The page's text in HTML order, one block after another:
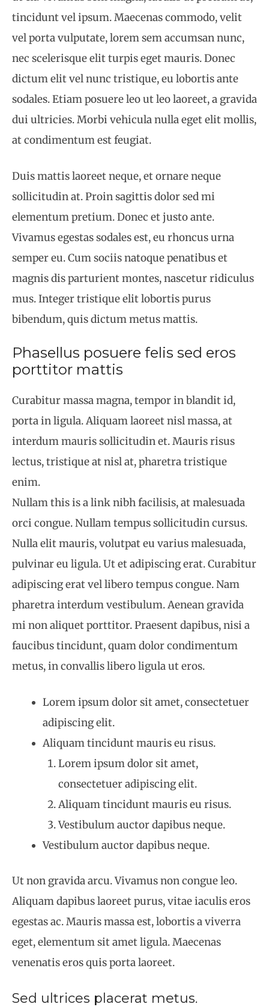
tincidunt vel ipsum. Maecenas commodo, velit
vel porta vulputate, lorem sem accumsan nunc,
nec scelerisque elit turpis eget mauris. Donec
dictum elit vel nunc tristique, eu lobortis ante
sodales. Etiam posuere leo ut leo laoreet, a gravida
dui ultricies. Morbi vehicula nulla eget elit mollis,
at condimentum est feugiat.
Duis mattis laoreet neque, et ornare neque
sollicitudin at. Proin sagittis dolor sed mi
elementum pretium. Donec et justo ante.
Vivamus egestas sodales est, eu rhoncus urna
semper eu. Cum sociis natoque penatibus et
magnis dis parturient montes, nascetur ridiculus
mus. Integer tristique elit lobortis purus
bibendum, quis dictum metus mattis.
Phasellus posuere felis sed eros
porttitor mattis
Curabitur massa magna, tempor in blandit id,
porta in ligula. Aliquam laoreet nisl massa, at
interdum mauris sollicitudin et. Mauris risus
lectus, tristique at nisl at, pharetra tristique
enim.
Nullam this is a link nibh facilisis, at malesuada
orci congue. Nullam tempus sollicitudin cursus.
Nulla elit mauris, volutpat eu varius malesuada,
pulvinar eu ligula. Ut et adipiscing erat. Curabitur
adipiscing erat vel libero tempus congue. Nam
pharetra interdum vestibulum. Aenean gravida
mi non aliquet porttitor. Praesent dapibus, nisi a
faucibus tincidunt, quam dolor condimentum
metus, in convallis libero ligula ut eros.
Lorem ipsum dolor sit amet, consectetuer
adipiscing elit.
Aliquam tincidunt mauris eu risus.
Lorem ipsum dolor sit amet,
consectetuer adipiscing elit.
Aliquam tincidunt mauris eu risus.
Vestibulum auctor dapibus neque.
Vestibulum auctor dapibus neque.
Ut non gravida arcu. Vivamus non congue leo.
Aliquam dapibus laoreet purus, vitae iaculis eros
egestas ac. Mauris massa est, lobortis a viverra
eget, elementum sit amet ligula. Maecenas
venenatis eros quis porta laoreet.
Sed ultrices placerat metus.